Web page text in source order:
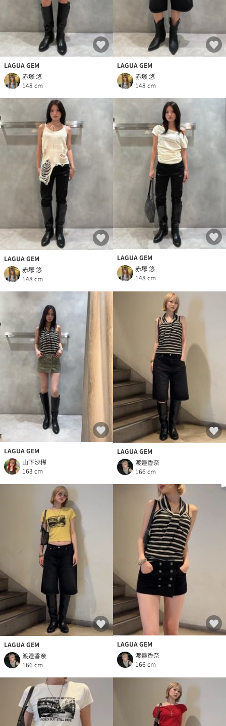
LAGUA GEM
赤塚 悠
148 cm
LAGUA GEM
赤塚 悠
148 cm
LAGUA GEM
赤塚 悠
148 cm
LAGUA GEM
赤塚 悠
148 cm
LAGUA GEM
山下沙稀
163 cm
LAGUA GEM
渡邉香奈
166 cm
LAGUA GEM
渡邉香奈
166 cm
LAGUA GEM
渡邉香奈
166 cm